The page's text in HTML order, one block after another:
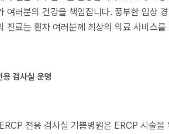
여러분의 건강을 책임집니다. 풍부한 임상
진료는 환자 여러분께 최상의 의료 서비스를
검사실 운영
전용 검사실 기쁨병원은 ERCP 시술을